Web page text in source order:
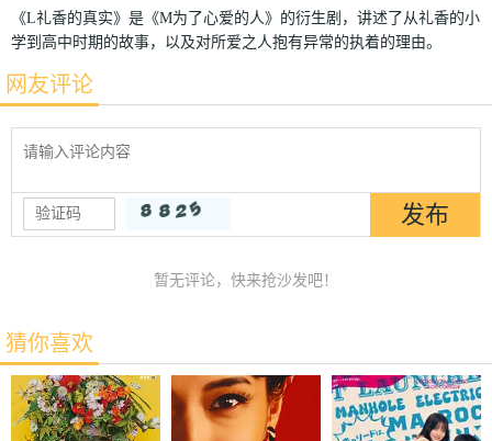
《L礼香的真实》是《M为了心爱的人》的衍生剧，讲述了从礼香的小
学到高中时期的故事，以及对所爱之人抱有异常的执着的理由。
网友评论
暂无评论，快来抢沙发吧！
猜你喜欢